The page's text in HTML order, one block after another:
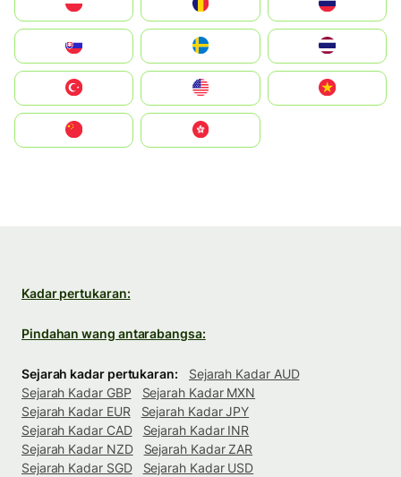
United States
中國香港特別行政區
Kadar pertukaran:
Pindahan wang antarabangsa:
Sejarah kadar pertukaran:
Sejarah Kadar AUD
Sejarah Kadar GBP
Sejarah Kadar MXN
Sejarah Kadar EUR
Sejarah Kadar JPY
Sejarah Kadar CAD
Sejarah Kadar INR
Sejarah Kadar NZD
Sejarah Kadar ZAR
Sejarah Kadar SGD
Sejarah Kadar USD